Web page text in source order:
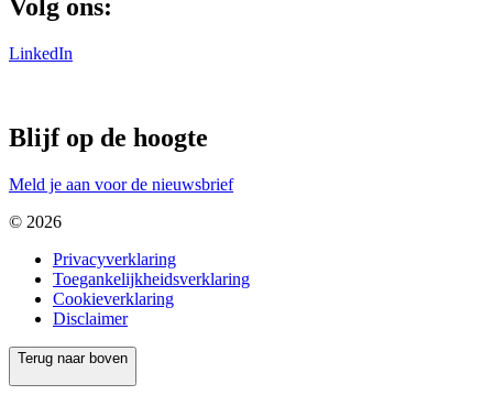
Volg ons:
LinkedIn
Blijf op de hoogte
Meld je aan voor de nieuwsbrief
© 2026
Privacyverklaring
Toegankelijkheidsverklaring
Cookieverklaring
Disclaimer
Terug naar boven